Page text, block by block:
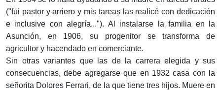
("fui pastor y arriero y mis tareas las realicé con dedicación
e inclusive con alegría..."). Al instalarse la familia en la
Asunción, en 1906, su progenitor se transforma de
agricultor y hacendado en comerciante.
Sin otras variantes que las de la carrera elegida y sus
consecuencias, debe agregarse que en 1932 casa con la
señorita Dolores Ferrari, de la que tiene tres hijos. Muere en